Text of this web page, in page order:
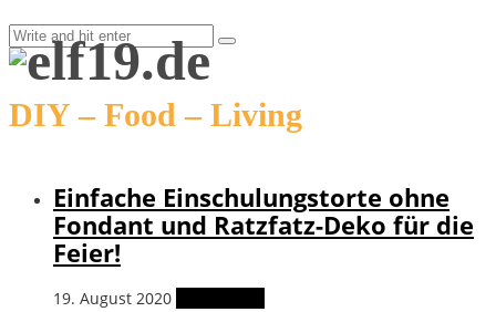
DIY – Food – Living
Einfache Einschulungstorte ohne
Fondant und Ratzfatz-Deko für die
Feier!
19. August 2020